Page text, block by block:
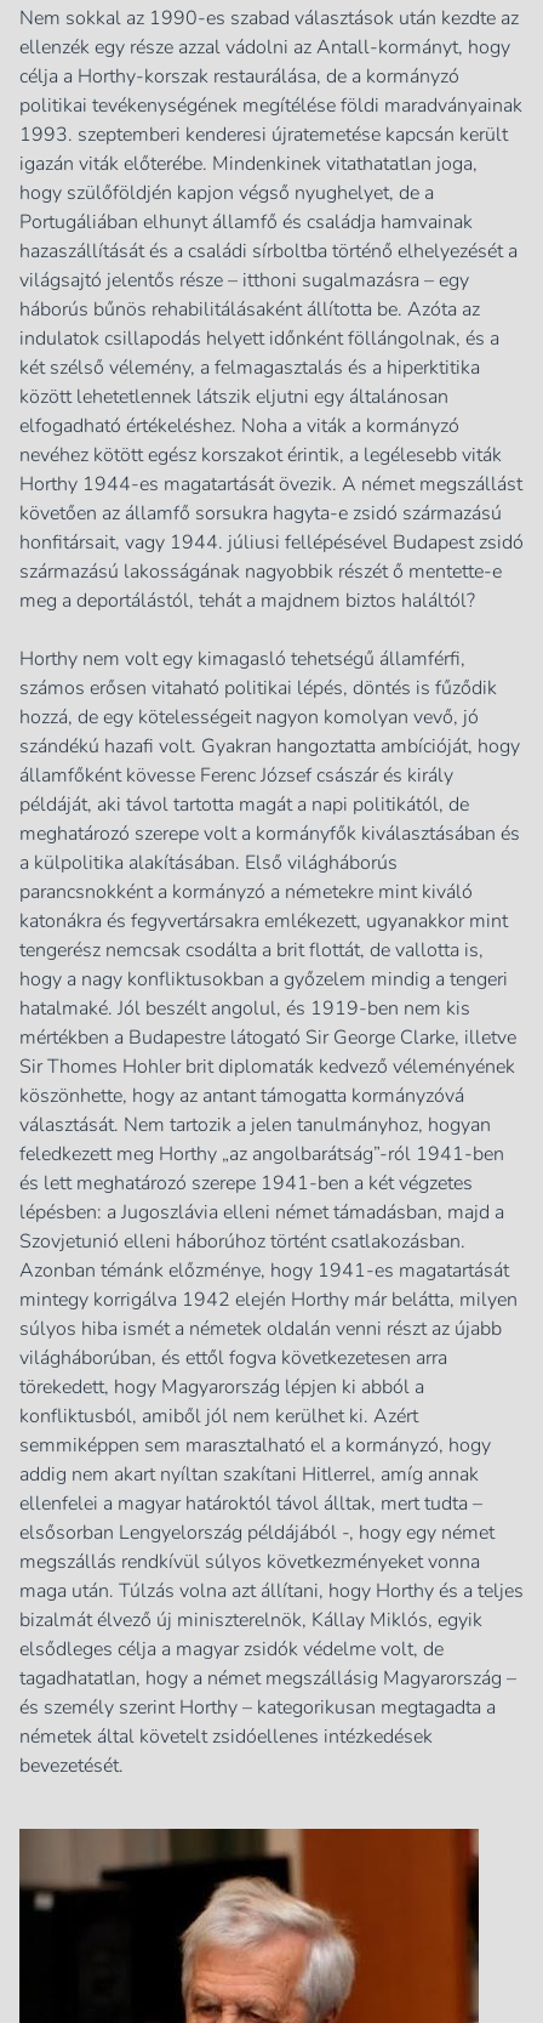
Nem sokkal az 1990-es szabad választások után kezdte az
ellenzék egy része azzal vádolni az Antall-kormányt, hogy
célja a Horthy-korszak restaurálása, de a kormányzó
politikai tevékenységének megítélése földi maradványainak
1993. szeptemberi kenderesi újratemetése kapcsán került
igazán viták előterébe. Mindenkinek vitathatatlan joga,
hogy szülőföldjén kapjon végső nyughelyet, de a
Portugáliában elhunyt államfő és családja hamvainak
hazaszállítását és a családi sírboltba történő elhelyezését a
világsajtó jelentős része – itthoni sugalmazásra – egy
háborús bűnös rehabilitálásaként állította be. Azóta az
indulatok csillapodás helyett időnként föllángolnak, és a
két szélső vélemény, a felmagasztalás és a hiperktitika
között lehetetlennek látszik eljutni egy általánosan
elfogadható értékeléshez. Noha a viták a kormányzó
nevéhez kötött egész korszakot érintik, a legélesebb viták
Horthy 1944-es magatartását övezik. A német megszállást
követően az államfő sorsukra hagyta-e zsidó származású
honfitársait, vagy 1944. júliusi fellépésével Budapest zsidó
származású lakosságának nagyobbik részét ő mentette-e
meg a deportálástól, tehát a majdnem biztos haláltól?
Horthy nem volt egy kimagasló tehetségű államférfi,
számos erősen vitaható politikai lépés, döntés is fűződik
hozzá, de egy kötelességeit nagyon komolyan vevő, jó
szándékú hazafi volt. Gyakran hangoztatta ambícióját, hogy
államfőként kövesse Ferenc József császár és király
példáját, aki távol tartotta magát a napi politikától, de
meghatározó szerepe volt a kormányfők kiválasztásában és
a külpolitika alakításában. Első világháborús
parancsnokként a kormányzó a németekre mint kiváló
katonákra és fegyvertársakra emlékezett, ugyanakkor mint
tengerész nemcsak csodálta a brit flottát, de vallotta is,
hogy a nagy konfliktusokban a győzelem mindig a tengeri
hatalmaké. Jól beszélt angolul, és 1919-ben nem kis
mértékben a Budapestre látogató Sir George Clarke, illetve
Sir Thomes Hohler brit diplomaták kedvező véleményének
köszönhette, hogy az antant támogatta kormányzóvá
választását. Nem tartozik a jelen tanulmányhoz, hogyan
feledkezett meg Horthy „az angolbarátság”-ról 1941-ben
és lett meghatározó szerepe 1941-ben a két végzetes
lépésben: a Jugoszlávia elleni német támadásban, majd a
Szovjetunió elleni háborúhoz történt csatlakozásban.
Azonban témánk előzménye, hogy 1941-es magatartását
mintegy korrigálva 1942 elején Horthy már belátta, milyen
súlyos hiba ismét a németek oldalán venni részt az újabb
világháborúban, és ettől fogva következetesen arra
törekedett, hogy Magyarország lépjen ki abból a
konfliktusból, amiből jól nem kerülhet ki. Azért
semmiképpen sem marasztalható el a kormányzó, hogy
addig nem akart nyíltan szakítani Hitlerrel, amíg annak
ellenfelei a magyar határoktól távol álltak, mert tudta –
elsősorban Lengyelország példájából -, hogy egy német
megszállás rendkívül súlyos következményeket vonna
maga után. Túlzás volna azt állítani, hogy Horthy és a teljes
bizalmát élvező új miniszterelnök, Kállay Miklós, egyik
elsődleges célja a magyar zsidók védelme volt, de
tagadhatatlan, hogy a német megszállásig Magyarország –
és személy szerint Horthy – kategorikusan megtagadta a
németek által követelt zsidóellenes intézkedések
bevezetését.